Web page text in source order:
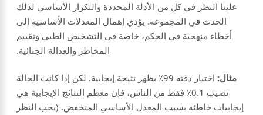
علينا النظر في كل من الأدلة المحددة والتكرار الأساسي لذلك
الحدث في المجموعة. يؤدي إهمال المعدلات الأساسية إلى
أخطاء منهجية في الحكم، خاصة في التشخيص الطبي وتقييم
المخاطر والعدالة الجنائية.
مثال:
اختبار دقته 99٪ يظهر نتيجة إيجابية. لكن إذا كانت الحالة
تصيب 0.1٪ فقط من الناس، فإن معظم النتائج الإيجابية هي
إيجابيات خاطئة بسبب المعدل الأساسي المنخفض. (يجب النظر